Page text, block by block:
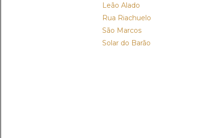
Leão Alado
Rua Riachuelo
São Marcos
Solar do Barão